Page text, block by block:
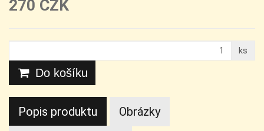
270 CZK
ks
Do košíku
Popis produktu Obrázky